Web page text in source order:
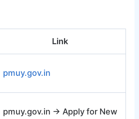
Link
pmuy.gov.in
pmuy.gov.in → Apply for New